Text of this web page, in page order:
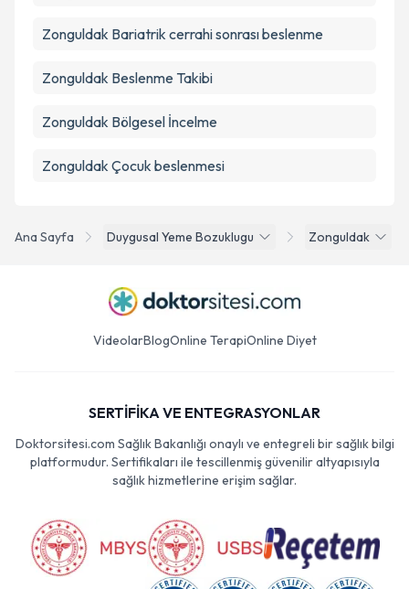
Ana Sayfa Duygusal Yeme Bozuklugu Zonguldak
Zonguldak Bariatrik cerrahi sonrası beslenme
Zonguldak Beslenme Takibi
Zonguldak Bölgesel İncelme
Zonguldak Çocuk beslenmesi
VideolarBlogOnline TerapiOnline Diyet
SERTİFİKA VE ENTEGRASYONLAR
Doktorsitesi.com Sağlık Bakanlığı onaylı ve entegreli bir sağlık bilgi
platformudur. Sertifikaları ile tescillenmiş güvenilir altyapısıyla
sağlık hizmetlerine erişim sağlar.